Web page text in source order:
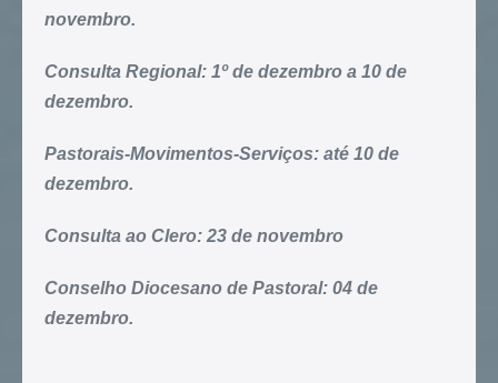
novembro.
Consulta Regional: 1º de dezembro a 10 de
dezembro.
Pastorais-Movimentos-Serviços: até 10 de
dezembro.
Consulta ao Clero: 23 de novembro
Conselho Diocesano de Pastoral: 04 de
dezembro.